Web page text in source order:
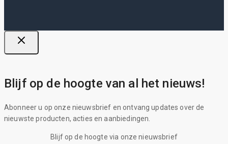
Blijf op de hoogte van al het nieuws!
Abonneer u op onze nieuwsbrief en ontvang updates over de
nieuwste producten, acties en aanbiedingen.
Blijf op de hoogte via onze nieuwsbrief